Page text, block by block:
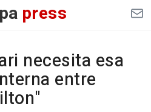
press
necesita esa
entre